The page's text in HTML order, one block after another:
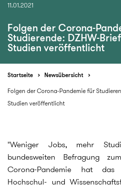
11.01.2021
Folgen der Corona-
Studierende: DZHW-
Studien veröffentlicht
Startseite
Newsübersicht
Folgen der Corona-Pandemie für
Studien veröffentlicht
"Weniger Jobs, mehr
bundesweiten Befragung
Corona-Pandemie hat
Hochschul- und